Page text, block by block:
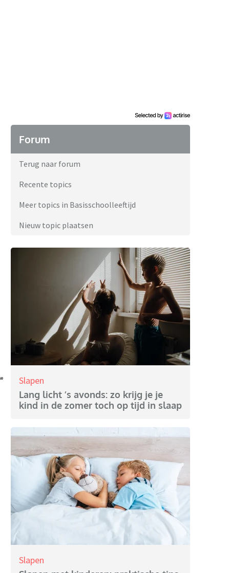
Forum
Terug naar forum
Recente topics
Meer topics in Basisschoolleeftijd
Nieuw topic plaatsen
Slapen
Lang licht ’s avonds: zo krijg je je
kind in de zomer toch op tijd in slaap
Slapen